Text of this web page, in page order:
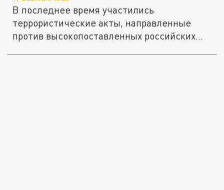
В последнее время участились
террористические акты, направленные
против высокопоставленных российских